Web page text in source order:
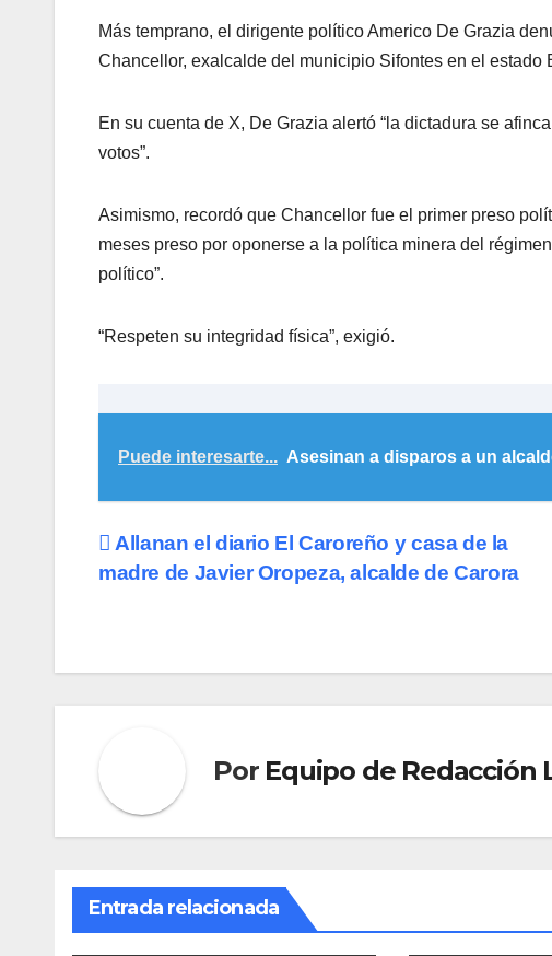
Más temprano, el dirigente político Americo De Grazia
Chancellor, exalcalde del municipio Sifontes en el estado
En su cuenta de X, De Grazia alertó “la dictadura se
votos”.
Asimismo, recordó que Chancellor fue el primer preso
meses preso por oponerse a la política minera del
político”.
“Respeten su integridad física”, exigió.
Puede interesarte... Asesinan a disparos a un
Navegación
Allanan el diario El Caroreño y casa de la
madre de Javier Oropeza, alcalde de Carora
Por Equipo de Redacción
Entrada relacionada